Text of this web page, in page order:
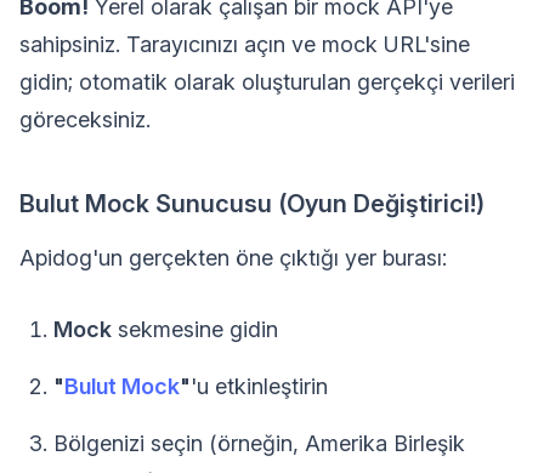
Boom! Yerel olarak çalışan bir mock API'ye
sahipsiniz. Tarayıcınızı açın ve mock URL'sine
gidin; otomatik olarak oluşturulan gerçekçi verileri
göreceksiniz.
Bulut Mock Sunucusu (Oyun Değiştirici!)
Apidog'un gerçekten öne çıktığı yer burası:
Mock sekmesine gidin
"Bulut Mock"'u etkinleştirin
Bölgenizi seçin (örneğin, Amerika Birleşik